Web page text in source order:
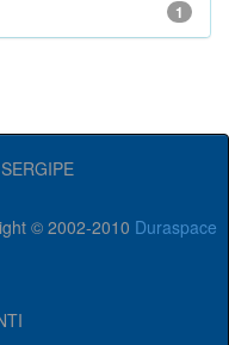
1
© 2002-2010 Duraspace